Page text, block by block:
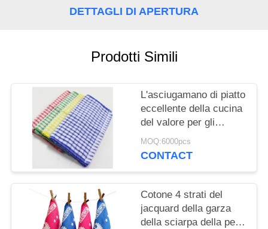
DETTAGLI DI APERTURA
Prodotti Simili
L'asciugamano di piatto
eccellente della cucina
del valore per gli
asciugamani di tè dei
materiali cotone/del
MOQ:6000pcs
CONTACT
Cotone 4 strati del
jacquard della garza
della sciarpa della pelle